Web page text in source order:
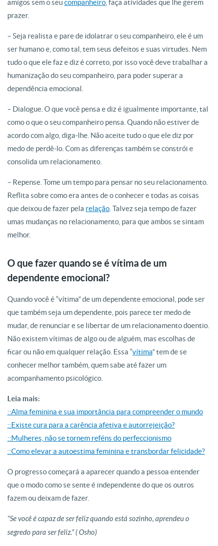
amigos sem o seucompanheiro , faça atividades que lhe gerem
prazer.
– Seja realista e pare de idolatrar o seu companheiro, ele é um
ser humano e, como tal, tem seus defeitos e suas virtudes. Nem
tudo o que ele faz e diz é correto, por isso você deve trabalhar a
humanização do seu companheiro, para poder superar a
dependência emocional.
– Dialogue. O que você pensa e diz é igualmente importante, tal
como o que o seu companheiro pensa. Quando não estiver de
acordo com algo, diga-lhe. Não aceite tudo o que ele diz por
medo de perdê-lo. Com as diferenças também se constrói e
consolida um relacionamento.
– Repense. Tome um tempo para pensar no seu relacionamento.
Reflita sobre como era antes de o conhecer e todas as coisas
que deixou de fazer pela relação . Talvez seja tempo de fazer
umas mudanças no relacionamento, para que ambos se sintam
melhor.
O que fazer quando se é vítima de um
dependente emocional?
Quando você é “vítima” de um dependente emocional, pode ser
que também seja um dependente, pois parece ter medo de
mudar, de renunciar e se libertar de um relacionamento doentio.
Não existem vítimas de algo ou de alguém, mas escolhas de
ficar ou não em qualquer relação. Essa “vítima” tem de se
conhecer melhor também, quem sabe até fazer um
acompanhamento psicológico.
Leia mais:
::Alma feminina e sua importância para compreender o mundo
::Existe cura para a carência afetiva e autorrejeição?
::Mulheres, não se tornem reféns do perfeccionismo
::Como elevar a autoestima feminina e transbordar felicidade?
O progresso começará a aparecer quando a pessoa entender
que o modo como se sente é independente do que os outros
fazem ou deixam de fazer.
“Se você é capaz de ser feliz quando está sozinho, aprendeu o
segredo para ser feliz.” ( Osho)